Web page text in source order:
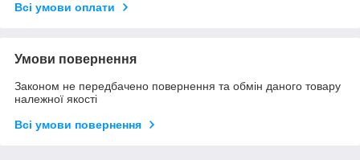
Всі умови оплати
Умови повернення
Законом не передбачено повернення та обмін даного товару
належної якості
Всі умови повернення